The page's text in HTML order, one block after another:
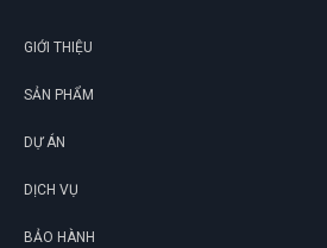
GIỚI THIỆU
SẢN PHẨM
DỰ ÁN
DỊCH VỤ
BẢO HÀNH